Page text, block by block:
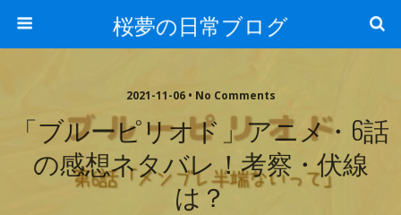
桜夢の日常ブログ
2021-11-06 • No Comments
「ブルーピリオド」アニメ・6話
の感想ネタバレ！考察・伏線
は？